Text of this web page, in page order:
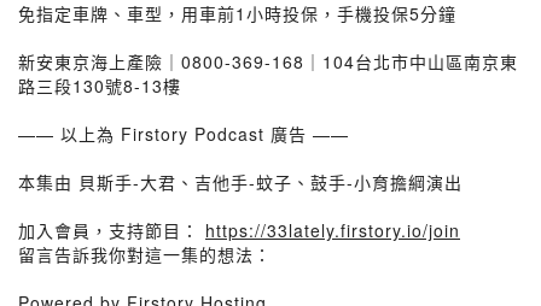
免指定車牌、車型，用車前1小時投保，手機投保5分鐘
新安東京海上產險｜0800-369-168｜104台北市中山區南京東
路三段130號8-13樓
—— 以上為 Firstory Podcast 廣告 ——
本集由 貝斯手-大君、吉他手-蚊子、鼓手-小育擔綱演出
加入會員，支持節目： https://33lately.firstory.io/join
留言告訴我你對這一集的想法：